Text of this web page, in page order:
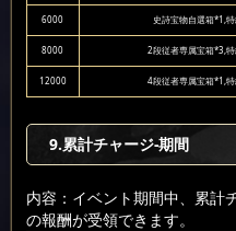
6000 史詩宝物自選箱*1,
8000 2段従者専属宝箱*3,
12000 4段従者専属宝箱*1,
9.累計チャージ-期間
内容：イベント期間中、累計
の報酬が受領できます。